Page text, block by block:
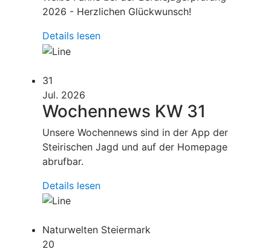
2026 - Herzlichen Glückwunsch!
Details lesen
31
Jul. 2026
Wochennews KW 31
Unsere Wochennews sind in der App der
Steirischen Jagd und auf der Homepage
abrufbar.
Details lesen
Naturwelten Steiermark
20